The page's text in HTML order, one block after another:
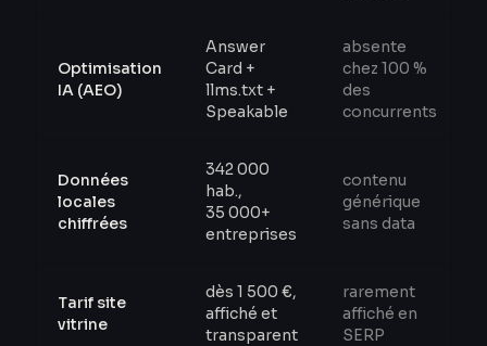
Optimisation
IA (AEO)
Answer
Card +
llms.txt +
Speakable
absente
chez 100 %
des
concurrents
Données
locales
chiffrées
342 000
hab.,
35 000+
entreprises
contenu
générique
sans data
Tarif site
vitrine
dès 1 500 €,
affiché et
transparent
rarement
affiché en
SERP